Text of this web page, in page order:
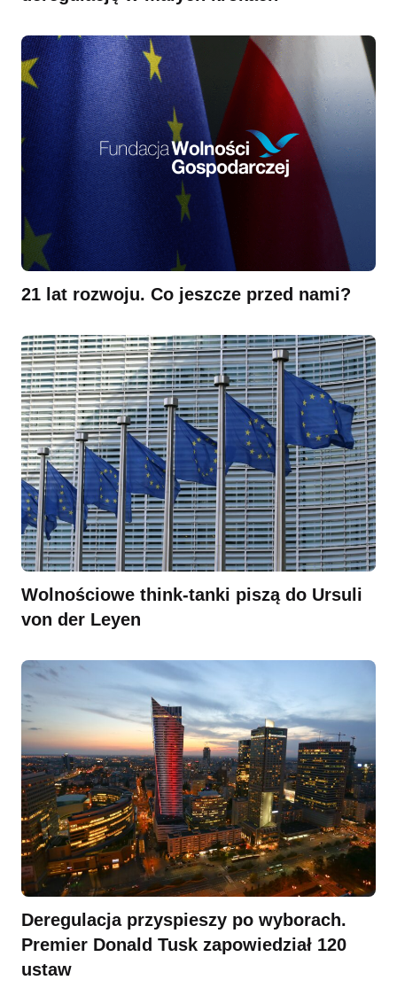
21 lat rozwoju. Co jeszcze przed nami?
Wolnościowe think-tanki piszą do Ursuli
von der Leyen
Deregulacja przyspieszy po wyborach.
Premier Donald Tusk zapowiedział 120
ustaw